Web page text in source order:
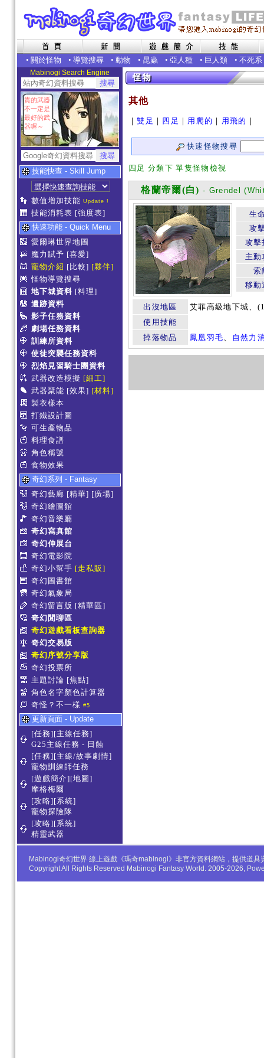
• 關於怪物 • 導覽搜尋 • 動物 • 昆蟲 • 亞人種 • 巨人類 • 不死系
Mabinogi Search Engine
貴的武器
不一定是
最好的武
器喔～
技能快查 - Skill Jump
數值增加技能 Update !
技能消耗表 [強度表]
快速功能 - Quick Menu
愛爾琳世界地圖
魔力賦予 [喜愛]
寵物介紹 [比較] [夥伴]
怪物導覽搜尋
地下城資料 [料理]
遺跡資料
影子任務資料
劇場任務資料
訓練所資料
使徒突襲任務資料
烈焰見習騎士團資料
武器改造模擬 [細工]
武器聚能 [效果] [材料]
製衣樣本
打鐵設計圖
可生產物品
料理食譜
角色稱號
食物效果
奇幻系列 - Fantasy
奇幻藝廊 [精華] [廣場]
奇幻繪圖館
奇幻音樂廳
奇幻寫真館
奇幻伸展台
奇幻電影院
奇幻小幫手 [走私販]
奇幻圖書館
奇幻氣象局
奇幻留言版 [精華區]
奇幻閒聊區
奇幻遊戲看板查詢器
奇幻交易版
奇幻序號分享版
奇幻投票所
主題討論 [焦點]
角色名字顏色計算器
奇怪？不一樣 #5
更新頁面 - Update
[任務][主線任務]
G25主線任務 - 日蝕
[任務][主線/故事劇情]
寵物訓練師任務
[遊戲簡介][地圖]
摩格梅爾
[攻略][系統]
寵物探險隊
[攻略][系統]
精靈武器
其他
｜雙足 ｜ 四足 ｜ 用爬的 ｜ 用飛的 ｜
快速怪物搜尋
四足 分類下 單隻怪物檢視
格蘭帝爾(白) - Grendel
生
攻
攻擊
主動
索
移動
出沒地區
艾菲高級地下城、
使用技能
掉落物品
鳳凰羽毛、 自然力
Mabinogi奇幻世界 線上遊戲《瑪奇mabinogi》非官方資料網站，提供道
Copyright All Rights Reserved Mabinogi Fantasy World. 2005-2026,